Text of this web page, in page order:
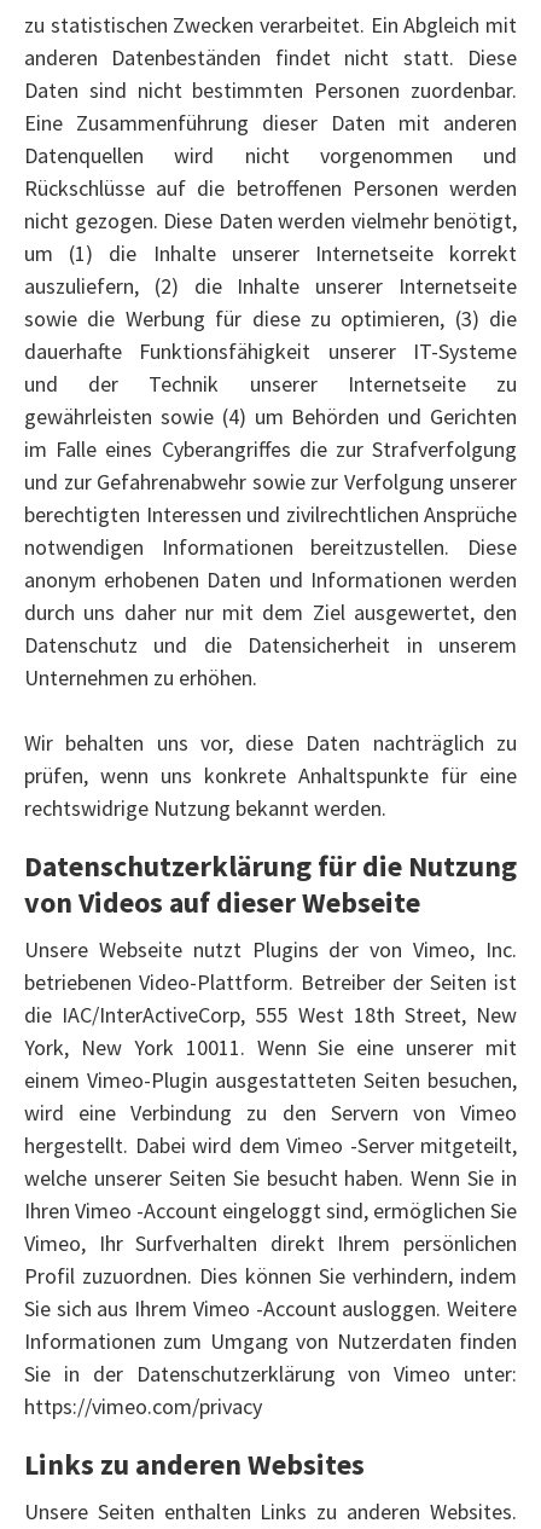
zu statistischen Zwecken verarbeitet. Ein Abgleich mit
anderen Datenbeständen findet nicht statt. Diese
Daten sind nicht bestimmten Personen zuordenbar.
Eine Zusammenführung dieser Daten mit anderen
Datenquellen wird nicht vorgenommen und
Rückschlüsse auf die betroffenen Personen werden
nicht gezogen. Diese Daten werden vielmehr benötigt,
um (1) die Inhalte unserer Internetseite korrekt
auszuliefern, (2) die Inhalte unserer Internetseite
sowie die Werbung für diese zu optimieren, (3) die
dauerhafte Funktionsfähigkeit unserer IT-Systeme
und der Technik unserer Internetseite zu
gewährleisten sowie (4) um Behörden und Gerichten
im Falle eines Cyberangriffes die zur Strafverfolgung
und zur Gefahrenabwehr sowie zur Verfolgung unserer
berechtigten Interessen und zivilrechtlichen Ansprüche
notwendigen Informationen bereitzustellen. Diese
anonym erhobenen Daten und Informationen werden
durch uns daher nur mit dem Ziel ausgewertet, den
Datenschutz und die Datensicherheit in unserem
Unternehmen zu erhöhen.
Wir behalten uns vor, diese Daten nachträglich zu
prüfen, wenn uns konkrete Anhaltspunkte für eine
rechtswidrige Nutzung bekannt werden.
Datenschutzerklärung für die Nutzung
von Videos auf dieser Webseite
Unsere Webseite nutzt Plugins der von Vimeo, Inc.
betriebenen Video-Plattform. Betreiber der Seiten ist
die IAC/InterActiveCorp, 555 West 18th Street, New
York, New York 10011. Wenn Sie eine unserer mit
einem Vimeo-Plugin ausgestatteten Seiten besuchen,
wird eine Verbindung zu den Servern von Vimeo
hergestellt. Dabei wird dem Vimeo -Server mitgeteilt,
welche unserer Seiten Sie besucht haben. Wenn Sie in
Ihren Vimeo -Account eingeloggt sind, ermöglichen Sie
Vimeo, Ihr Surfverhalten direkt Ihrem persönlichen
Profil zuzuordnen. Dies können Sie verhindern, indem
Sie sich aus Ihrem Vimeo -Account ausloggen. Weitere
Informationen zum Umgang von Nutzerdaten finden
Sie in der Datenschutzerklärung von Vimeo unter:
https://vimeo.com/privacy
Links zu anderen Websites
Unsere Seiten enthalten Links zu anderen Websites.